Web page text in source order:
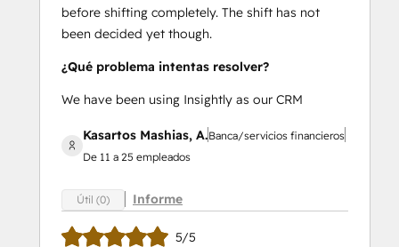
before shifting completely. The shift has not
been decided yet though.
¿Qué problema intentas resolver?
We have been using Insightly as our CRM
Kasartos Mashias, A.Banca/servicios financieros
De 11 a 25 empleados
Útil (0) Informe
5/5